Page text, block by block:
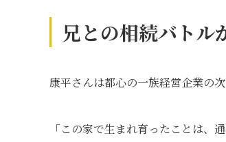
兄との相続バトル
康平さんは都心の一族経営企業の
「この家で生まれ育ったことは、